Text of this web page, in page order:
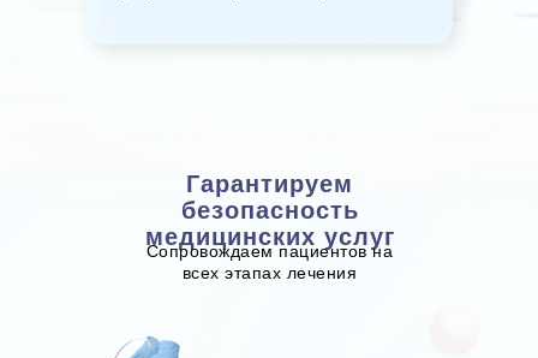
Гарантируем
безопасность
медицинских услуг
Сопровождаем пациентов на
всех этапах лечения